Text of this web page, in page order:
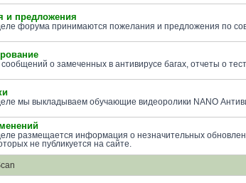
и предложения
форума принимаются пожелания и предложения по
о замеченных в антивирусе багах, отчеты о
мы выкладываем обучающие видеоролики NANO
размещается информация о незначительных
не публикуется на сайте.